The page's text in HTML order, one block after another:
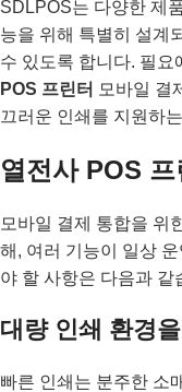
SDLPOS는 다양한 제
능을 위해 특별히 설계
수 있도록 합니다. 필요
POS 프린터 모바일 결
끄러운 인쇄를 지원하
열전사 POS
모바일 결제 통합을 위
해, 여러 기능이 일상
야 할 사항은 다음과 같
대량 인쇄 환경
빠른 인쇄는 분주한 소